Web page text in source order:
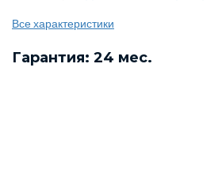
Все характеристики
Гарантия: 24 мес.